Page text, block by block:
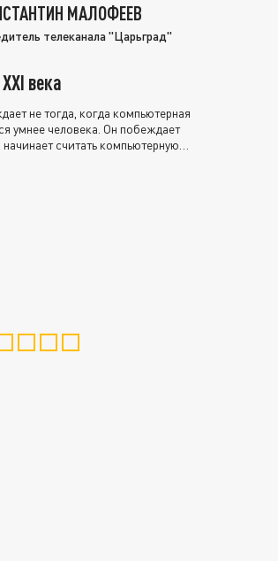
МАЛОФЕЕВ
телеканала "Царьград"
века
не тогда, когда компьютерная
умнее человека. Он побеждает
начинает считать компьютерную